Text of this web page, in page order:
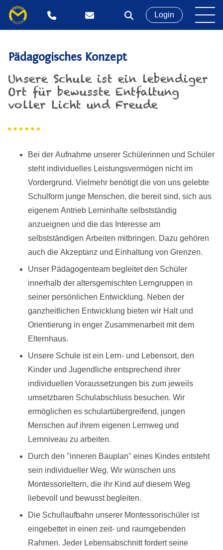
Login
Pädagogisches Konzept
Unsere Schule ist ein lebendiger
Ort für bewusste Entfaltung
voller Licht und Freude
Bei der Aufnahme unserer Schülerinnen und Schüler
steht individuelles Leistungsvermögen nicht im
Vordergrund. Vielmehr benötigt die von uns gelebte
Schulform junge Menschen, die bereit sind, sich aus
eigenem Antrieb Lerninhalte selbstständig
anzueignen und die das Interesse am
selbstständigen Arbeiten mitbringen. Dazu gehören
auch die Akzeptanz und Einhaltung von Grenzen.
Unser Pädagogenteam begleitet den Schüler
innerhalb der altersgemischten Lerngruppen in
seiner persönlichen Entwicklung. Neben der
ganzheitlichen Entwicklung bieten wir Halt und
Orientierung in enger Zusammenarbeit mit dem
Elternhaus.
Unsere Schule ist ein Lern- und Lebensort, den
Kinder und Jugendliche entsprechend ihrer
individuellen Voraussetzungen bis zum jeweils
umsetzbaren Schulabschluss besuchen. Wir
ermöglichen es schulartübergreifend, jungen
Menschen auf ihrem eigenen Lernweg und
Lernniveau zu arbeiten.
Durch den "inneren Bauplan" eines Kindes entsteht
sein individueller Weg. Wir wünschen uns
Montessorieltern, die ihr Kind auf diesem Weg
liebevoll und bewusst begleiten.
Die Schullaufbahn unserer Montessorischüler ist
eingebettet in einen zeit- und raumgebenden
Rahmen. Jeder Lebensabschnitt fordert seine